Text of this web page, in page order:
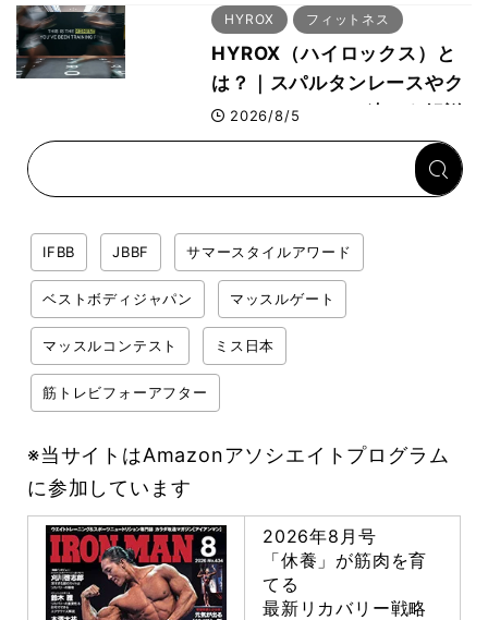
ア）”など、ボディビル元世
界王者・鈴木雅選手が解説
HYROX フィットネス
HYROX（ハイロックス）と
は？｜スパルタンレースやク
ロスフィットとの違いを解説
2026/8/5
IFBB JBBF サマースタイルアワード
ベストボディジャパン マッスルゲート
マッスルコンテスト ミス日本
筋トレビフォーアフター
※当サイトはAmazonアソシエイトプログラム
に参加しています
2026年8月号
「休養」が筋肉を育
てる
最新リカバリー戦略